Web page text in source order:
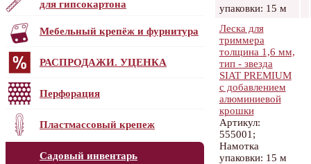
для гипсокартона
Мебельный крепёж и фурнитура
РАСПРОДАЖИ. УЦЕНКА
Перфорация
Пластмассовый крепеж
Садовый инвентарь
упаковки: 15 м
Леска для
триммера
толщина 1,6 мм,
тип - звезда
SIAT PREMIUM
с добавлением
алюминиевой
крошки
Артикул:
555001;
Намотка
упаковки: 15 м